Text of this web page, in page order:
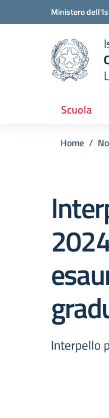
Vai ai contenuti
Vai al menu di navigazione
Ministero
scuola
Scuola
Home
Interpello